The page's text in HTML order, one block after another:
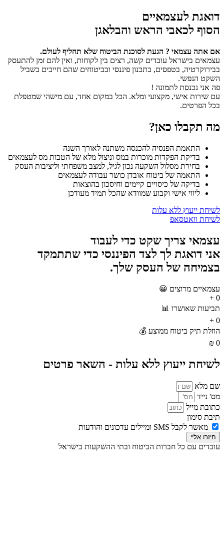
דואגת לעצמאיים
הסוף לכאבי הראש והבלאגן
אם אתה עצמאי ? הגעת לסוכנת הביטוח שלא תחליף לעולם.
עצמאים בישראל עובדים קשה, רצים בין לקוחות, ואין להם זמן להתעסק
בבירוקרטיה, בטפסים, בתכנון פיננסי ובביטוחים שהם חייבים בשביל
השקט הנפשי.
פה אני נכנסת לתמונה !
עם שירות אישי, מקצועי ומלא. הכל במקום אחד, עם מישהי שמטפלת
בכל הפרטים.
מה תקבלו כאן?
התאמת הפנסיה להכנסה משתנה לאורך השנה
בדיקת הפקדות מוכרות במס וניצול מלא של הטבות מס לעצמאים
בחירת מסלול השקעה נכון לגיל, למצב משפחתי וליציבות העסק
התאמה של ביטוח אובדן כושר עבודה לעצמאים
בדיקה של כיסויים קיימים וחיסכון בהוצאות
ליווי אישי וקבוע שמוודא שהכל תמיד מעודכן
לשיחת ייעוץ ללא עלות
לשיחת וואטסאפ
עצמאי צריך שקט כדי לעבוד
אני דואגת לך לצד הפיננסי כדי שתתמקד
בצמיחה של העסק שלך.
עצמאיים מרוצים 😀
0
+
תביעות שאושרו 📊
0
+
הוזלת תיק ביטוח ממוצע 💰
0
₪
לשיחת ייעוץ ללא עלות - השאר פרטים
שם מלא
מס' נייד
כתובת מייל
תיבת סימון
מאשר לקבל SMS ומיילים עדכונים והודעות
חיזרו אליי
עובדים עם כל חברות הביטוח ובתי ההשקעות בישראל